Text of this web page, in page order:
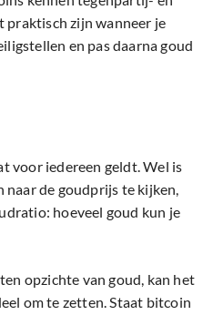
praktisch zijn wanneer je
en pas daarna goud
voor iedereen geldt. Wel is
naar de goudprijs te kijken,
hoeveel goud kun je
opzichte van goud, kan het
om te zetten. Staat bitcoin